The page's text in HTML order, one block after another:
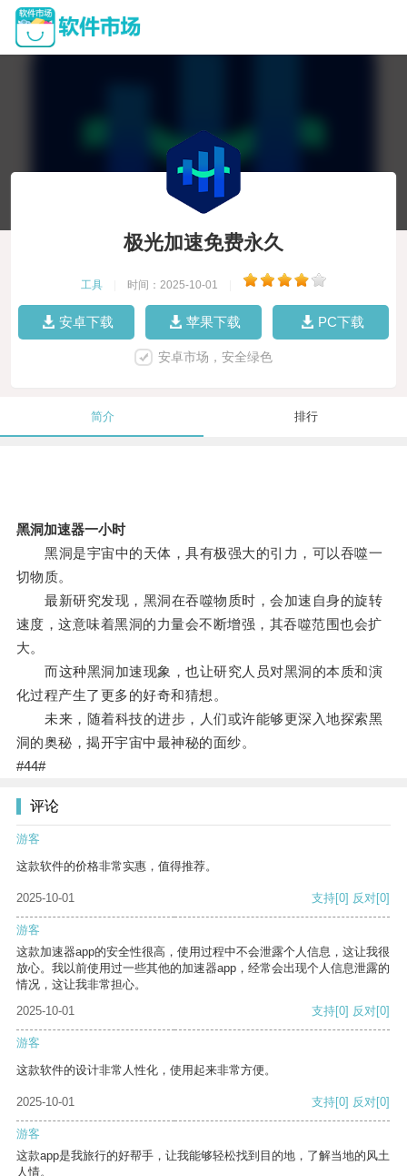
极光加速免费永久
工具 时间：2025-10-01
安卓下载 苹果下载 PC下载
安卓市场，安全绿色
简介 排行
黑洞加速器一小时
黑洞是宇宙中的天体，具有极强大的引力，可以吞噬一
切物质。
最新研究发现，黑洞在吞噬物质时，会加速自身的旋转
速度，这意味着黑洞的力量会不断增强，其吞噬范围也会扩
大。
而这种黑洞加速现象，也让研究人员对黑洞的本质和演
化过程产生了更多的好奇和猜想。
未来，随着科技的进步，人们或许能够更深入地探索黑
洞的奥秘，揭开宇宙中最神秘的面纱。
#44#
评论
游客
这款软件的价格非常实惠，值得推荐。
2025-10-01 支持[0] 反对[0]
游客
这款加速器app的安全性很高，使用过程中不会泄露个人信息，这让我很
放心。我以前使用过一些其他的加速器app，经常会出现个人信息泄露的
情况，这让我非常担心。
2025-10-01
支持[0] 反对[0]
游客
这款软件的设计非常人性化，使用起来非常方便。
2025-10-01 支持[0] 反对[0]
游客
这款app是我旅行的好帮手，让我能够轻松找到目的地，了解当地的风土
人情。